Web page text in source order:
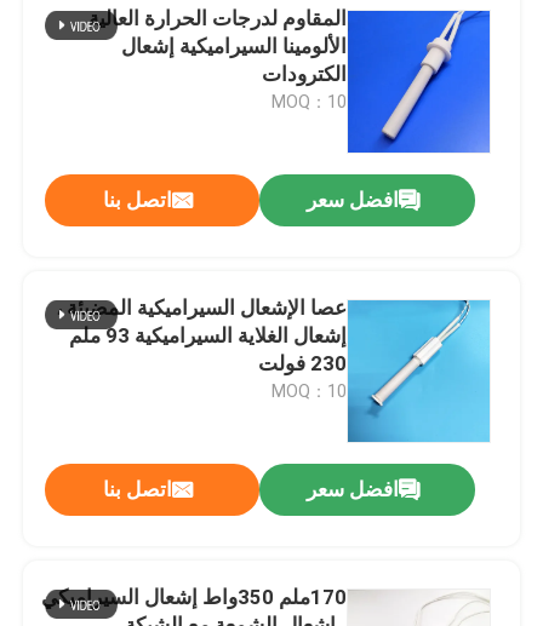
أشرطة فيديو
عرض الواقع الافتراضي
معلومات عنا
جولة في المعمل
رقابة جودة
اتصل بنا
اطلب اقتباس
المقاوم لدرجات الحرارة العالية
الألومينا السيراميكية إشعال
الكترودات
MOQ：10
افضل سعر اتصل بنا
عصا الإشعال السيراميكية المضيئة ،
إشعال الغلاية السيراميكية 93 ملم
230 فولت
MOQ：10
افضل سعر اتصل بنا
170ملم 350واط إشعال السيراميكي